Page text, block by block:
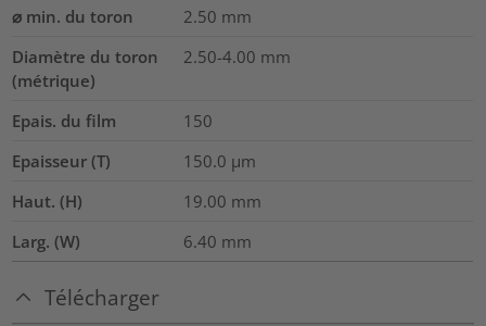
⌀ min. du toron
2.50 mm
Diamètre du toron
(métrique)
2.50-4.00 mm
Epais. du film
150
Epaisseur (T)
150.0 µm
Haut. (H)
19.00 mm
Larg. (W)
6.40 mm
Télécharger